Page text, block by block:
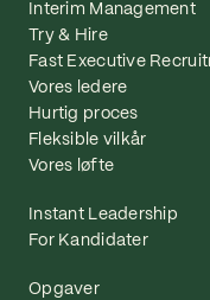
Interim Management
Try & Hire
Fast Executive
Vores ledere
Hurtig proces
Fleksible vilkår
Vores løfte
Instant Leadership
For Kandidater
Opgaver